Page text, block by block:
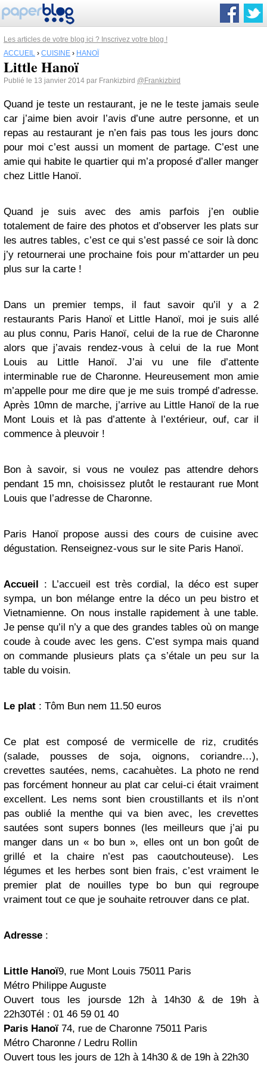
Les articles de votre blog ici ? Inscrivez votre blog !
ACCUEIL › CUISINE › HANOÏ
Little Hanoï
Publié le 13 janvier 2014 par Frankizbird @Frankizbird
Quand je teste un restaurant, je ne le teste jamais seule
car j’aime bien avoir l’avis d’une autre personne, et un
repas au restaurant je n’en fais pas tous les jours donc
pour moi c’est aussi un moment de partage. C’est une
amie qui habite le quartier qui m’a proposé d’aller manger
chez Little Hanoï.
Quand je suis avec des amis parfois j’en oublie
totalement de faire des photos et d’observer les plats sur
les autres tables, c’est ce qui s’est passé ce soir là donc
j’y retournerai une prochaine fois pour m’attarder un peu
plus sur la carte !
Dans un premier temps, il faut savoir qu’il y a 2
restaurants Paris Hanoï et Little Hanoï, moi je suis allé
au plus connu, Paris Hanoï, celui de la rue de Charonne
alors que j’avais rendez-vous à celui de la rue Mont
Louis au Little Hanoï. J’ai vu une file d’attente
interminable rue de Charonne. Heureusement mon amie
m’appelle pour me dire que je me suis trompé d’adresse.
Après 10mn de marche, j’arrive au Little Hanoï de la rue
Mont Louis et là pas d’attente à l’extérieur, ouf, car il
commence à pleuvoir !
Bon à savoir, si vous ne voulez pas attendre dehors
pendant 15 mn, choisissez plutôt le restaurant rue Mont
Louis que l’adresse de Charonne.
Paris Hanoï propose aussi des cours de cuisine avec
dégustation. Renseignez-vous sur le site Paris Hanoï.
Accueil : L’accueil est très cordial, la déco est super
sympa, un bon mélange entre la déco un peu bistro et
Vietnamienne. On nous installe rapidement à une table.
Je pense qu’il n’y a que des grandes tables où on mange
coude à coude avec les gens. C’est sympa mais quand
on commande plusieurs plats ça s’étale un peu sur la
table du voisin.
Le plat : Tôm Bun nem 11.50 euros
Ce plat est composé de vermicelle de riz, crudités
(salade, pousses de soja, oignons, coriandre…),
crevettes sautées, nems, cacahuètes. La photo ne rend
pas forcément honneur au plat car celui-ci était vraiment
excellent. Les nems sont bien croustillants et ils n’ont
pas oublié la menthe qui va bien avec, les crevettes
sautées sont supers bonnes (les meilleurs que j’ai pu
manger dans un « bo bun », elles ont un bon goût de
grillé et la chaire n’est pas caoutchouteuse). Les
légumes et les herbes sont bien frais, c’est vraiment le
premier plat de nouilles type bo bun qui regroupe
vraiment tout ce que je souhaite retrouver dans ce plat.
Adresse :
Little Hanoï9, rue Mont Louis 75011 Paris
Métro Philippe Auguste
Ouvert tous les joursde 12h à 14h30 & de 19h à
22h30Tél : 01 46 59 01 40
Paris Hanoï 74, rue de Charonne 75011 Paris
Métro Charonne / Ledru Rollin
Ouvert tous les jours de 12h à 14h30 & de 19h à 22h30